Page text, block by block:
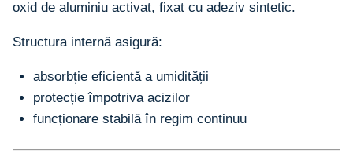
oxid de aluminiu activat, fixat cu adeziv sintetic.
Structura internă asigură:
absorbție eficientă a umidității
protecție împotriva acizilor
funcționare stabilă în regim continuu